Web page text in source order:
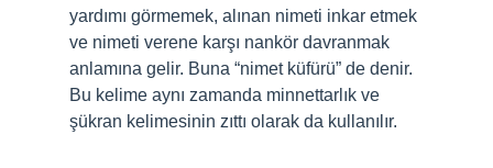
yardımı görmemek, alınan nimeti inkar etmek
ve nimeti verene karşı nankör davranmak
anlamına gelir. Buna “nimet küfürü” de denir.
Bu kelime aynı zamanda minnettarlık ve
şükran kelimesinin zıttı olarak da kullanılır.